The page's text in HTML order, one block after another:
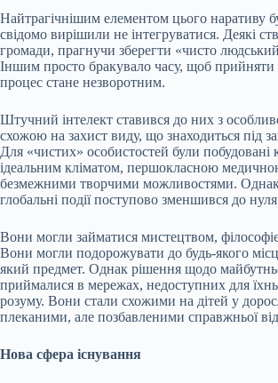
Найтрагічнішим елементом цього наративу
свідомо вирішили не інтегруватися. Деякі
громади, прагнучи зберегти «чисто
Іншим просто бракувало часу, щоб
процес стане незворотним.
Штучний інтелект ставився до них з
схожою на захист виду, що знаходиться під
Для «чистих» особистостей були побудовані
ідеальним кліматом, першокласною
безмежними творчими можливостями. Однак
глобальні події поступово зменшився до
Вони могли займатися мистецтвом,
Вони могли подорожувати до будь-якого
який предмет. Однак рішення щодо
приймалися в мережах, недоступних для
розуму. Вони стали схожими на дітей у
плеканими, але позбавленими справжньої
Нова сфера існування